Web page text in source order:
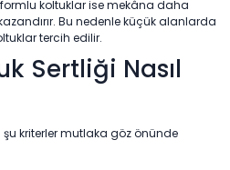
koltuklar ise mekâna daha
Bu nedenle küçük alanlarda
tercih edilir.
Sertliği Nasıl
şu kriterler mutlaka göz önünde